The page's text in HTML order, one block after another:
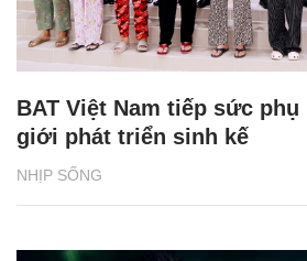
NHỊP SỐNG
BAT Việt Nam tiếp sức
giới phát triển sinh kế